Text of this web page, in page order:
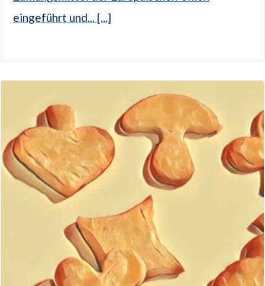
eingeführt und... [...]